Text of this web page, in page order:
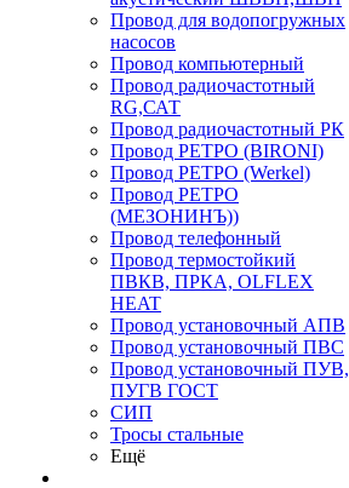
Провод для водопогружных
насосов
Провод компьютерный
Провод радиочастотный
RG,САТ
Провод радиочастотный РК
Провод РЕТРО (BIRONI)
Провод РЕТРО (Werkel)
Провод РЕТРО
(МЕЗОНИНЪ))
Провод телефонный
Провод термостойкий
ПВКВ, ПРКА, OLFLEX
HEAT
Провод установочный АПВ
Провод установочный ПВС
Провод установочный ПУВ,
ПУГВ ГОСТ
СИП
Тросы стальные
Ещё